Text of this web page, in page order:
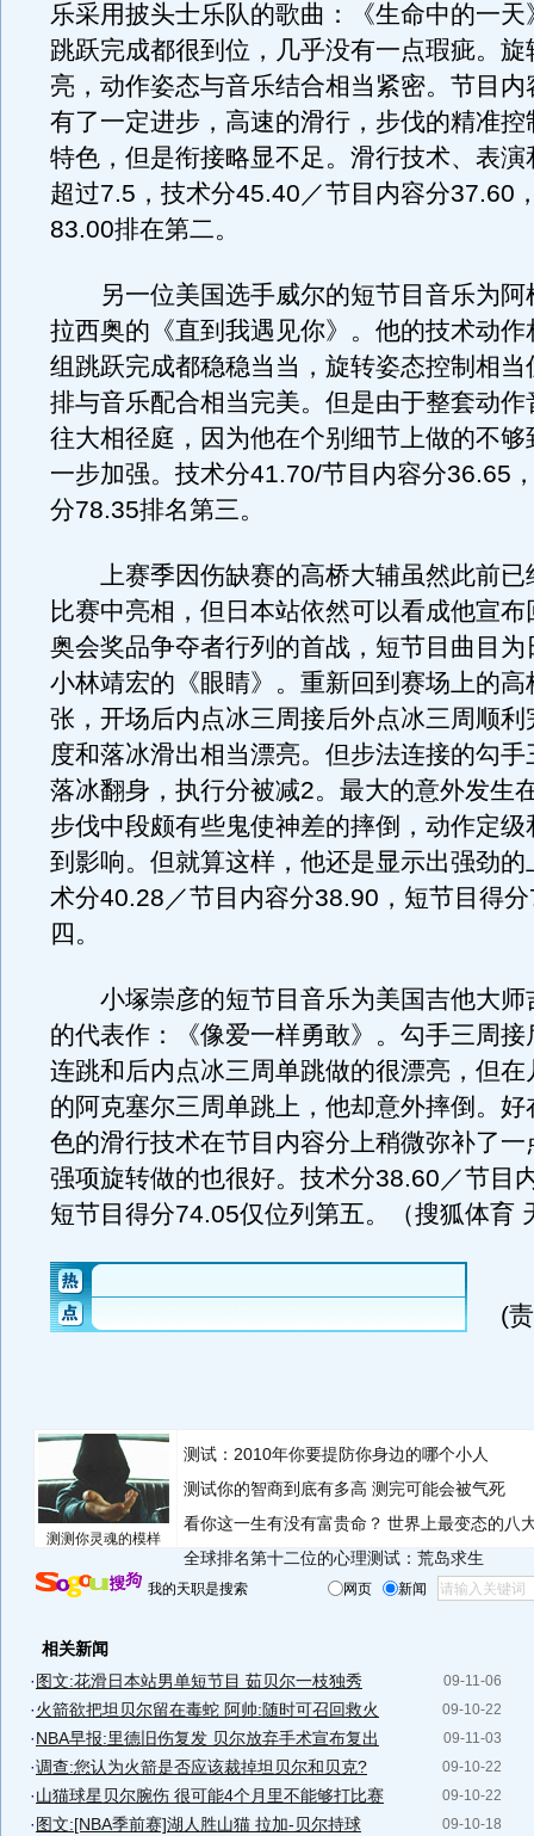
乐采用披头士乐队的歌曲：《生命中的一天
跳跃完成都很到位，几乎没有一点瑕疵。旋
亮，动作姿态与音乐结合相当紧密。节目内
有了一定进步，高速的滑行，步伐的精准控
特色，但是衔接略显不足。滑行技术、表演
超过7.5，技术分45.40／节目内容分37.60
83.00排在第二。
另一位美国选手威尔的短节目音乐为阿
拉西奥的《直到我遇见你》。他的技术动作
组跳跃完成都稳稳当当，旋转姿态控制相当
排与音乐配合相当完美。但是由于整套动作
往大相径庭，因为他在个别细节上做的不够
一步加强。技术分41.70/节目内容分36.65
分78.35排名第三。
上赛季因伤缺赛的高桥大辅虽然此前已
比赛中亮相，但日本站依然可以看成他宣
奥会奖品争夺者行列的首战，短节目曲目为
小林靖宏的《眼睛》。重新回到赛场上的高
张，开场后内点冰三周接后外点冰三周顺利
度和落冰滑出相当漂亮。但步法连接的勾
落冰翻身，执行分被减2。最大的意外发生
步伐中段颇有些鬼使神差的摔倒，动作定级
到影响。但就算这样，他还是显示出强劲的
术分40.28／节目内容分38.90，短节目得
四。
小塚崇彦的短节目音乐为美国吉他大师
的代表作：《像爱一样勇敢》。勾手三周接
连跳和后内点冰三周单跳做的很漂亮，但在
的阿克塞尔三周单跳上，他却意外摔倒。好
色的滑行技术在节目内容分上稍微弥补了一
强项旋转做的也很好。技术分38.60／节目
短节目得分74.05仅位列第五。（搜狐体育
(
测测你灵魂的模样
测试：2010年你要提防你身边的哪个小人
测试你的智商到底有多高 测完可能会被气死
看你这一生有没有富贵命？ 世界上最变态的八
全球排名第十二位的心理测试：荒岛求生
我的天职是搜索 网页 新闻
相关新闻
09-11-06
· 图文:花滑日本站男单短节目 茹贝尔一枝独秀
09-10-22
·火箭欲把坦贝尔留在毒蛇 阿帅:随时可召回救火
09-11-03
·NBA早报:里德旧伤复发 贝尔放弃手术宣布复出
09-10-22
·调查:您认为火箭是否应该裁掉坦贝尔和贝克?
09-10-22
·山猫球星贝尔腕伤 很可能4个月里不能够打比赛
09-10-18
· 图文:[NBA季前赛]湖人胜山猫 拉加-贝尔持球